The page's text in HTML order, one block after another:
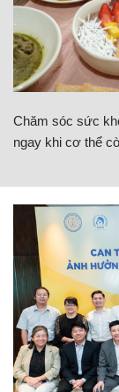
Chăm sóc sức
ngay khi cơ thể